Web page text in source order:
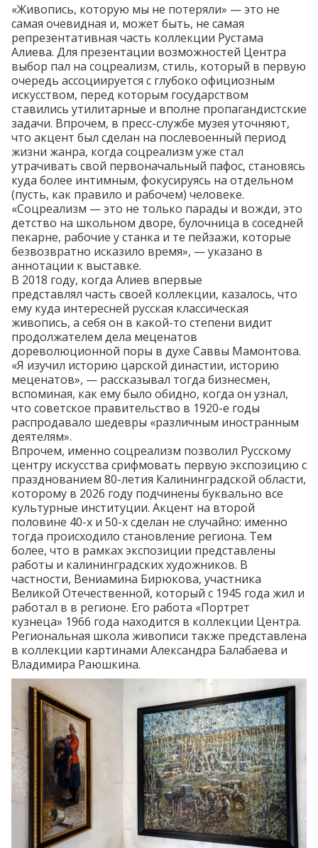
«Живопись, которую мы не потеряли» — это не
самая очевидная и, может быть, не самая
репрезентативная часть коллекции Рустама
Алиева. Для презентации возможностей Центра
выбор пал на соцреализм, стиль, который в первую
очередь ассоциируется с глубоко официозным
искусством, перед которым государством
ставились утилитарные и вполне пропагандистские
задачи. Впрочем, в пресс-службе музея уточняют,
что акцент был сделан на послевоенный период
жизни жанра, когда соцреализм уже стал
утрачивать свой первоначальный пафос, становясь
куда более интимным, фокусируясь на отдельном
(пусть, как правило и рабочем) человеке.
«Соцреализм — это не только парады и вожди, это
детство на школьном дворе, булочница в соседней
пекарне, рабочие у станка и те пейзажи, которые
безвозвратно исказило время», — указано в
аннотации к выставке.
В 2018 году, когда Алиев впервые
представлял часть своей коллекции, казалось, что
ему куда интересней русская классическая
живопись, а себя он в какой-то степени видит
продолжателем дела меценатов
дореволюционной поры в духе Саввы Мамонтова.
«Я изучил историю царской династии, историю
меценатов», — рассказывал тогда бизнесмен,
вспоминая, как ему было обидно, когда он узнал,
что советское правительство в 1920-е годы
распродавало шедевры «различным иностранным
деятелям».
Впрочем, именно соцреализм позволил Русскому
центру искусства срифмовать первую экспозицию с
празднованием 80-летия Калининградской области,
которому в 2026 году подчинены буквально все
культурные институции. Акцент на второй
половине 40-х и 50-х сделан не случайно: именно
тогда происходило становление региона. Тем
более, что в рамках экспозиции представлены
работы и калининградских художников. В
частности, Вениамина Бирюкова, участника
Великой Отечественной, который с 1945 года жил и
работал в в регионе. Его работа «Портрет
кузнеца» 1966 года находится в коллекции Центра.
Региональная школа живописи также представлена
в коллекции картинами Александра Балабаева и
Владимира Раюшкина.